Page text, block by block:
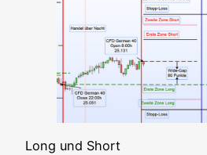
Long und Short